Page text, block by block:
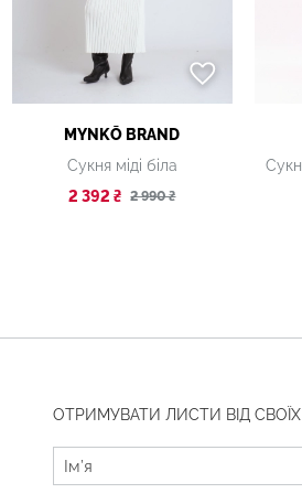
MYNKŌ BRAND
Сукня міді біла
2 392 ₴
2 990 ₴
ОТРИМУВАТИ ЛИСТИ ВІД СВОЇХ